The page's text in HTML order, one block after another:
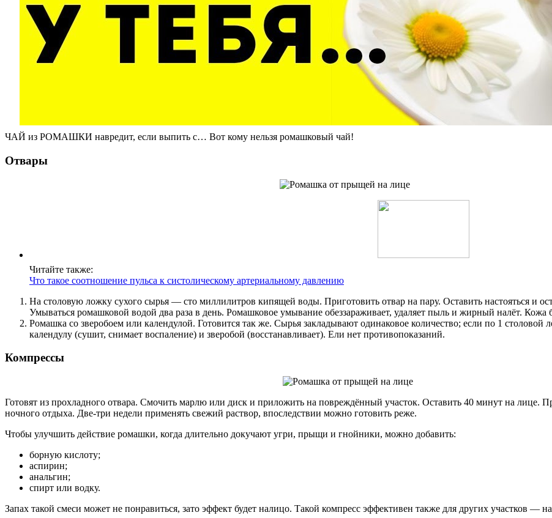
ЧАЙ из РОМАШКИ навредит, если выпить с… Вот кому нельзя ромашковый чай!
Отвары
Читайте также:
Что такое соотношение пульса к систолическому артериальному давлению
На столовую ложку сухого сырья — сто миллилитров кипящей воды. Приготовить отвар на пару. Оставить настояться и
Умываться ромашковой водой два раза в день. Ромашковое умывание обеззараживает, удаляет пыль и жирный налёт. Кожа
Ромашка со зверобоем или календулой. Готовится так же. Сырья закладывают одинаковое количество; если по 1
календулу (сушит, снимает воспаление) и зверобой (восстанавливает). Ели нет противопоказаний.
Компрессы
Готовят из прохладного отвара. Смочить марлю или диск и приложить на повреждённый участок. Оставить 40 минут на лице.
ночного отдыха. Две-три недели применять свежий раствор, впоследствии можно готовить реже.
Чтобы улучшить действие ромашки, когда длительно докучают угри, прыщи и гнойники, можно добавить:
борную кислоту;
аспирин;
анальгин;
спирт или водку.
Запах такой смеси может не понравиться, зато эффект будет налицо. Такой компресс эффективен также для других участков —